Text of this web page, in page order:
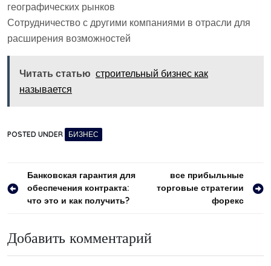
географических рынков
Сотрудничество с другими компаниями в отрасли для
расширения возможностей
Читать статью строительный бизнес как
называется
POSTED UNDER БИЗНЕС
Навигация
по
Банковская гарантия для
обеспечения контракта:
что это и как получить?
все прибыльные
торговые стратегии
форекс
Добавить комментарий